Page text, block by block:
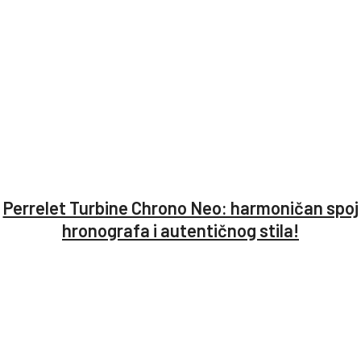
Perrelet Turbine Chrono Neo: harmoničan spoj
hronografa i autentičnog stila!